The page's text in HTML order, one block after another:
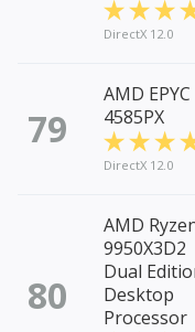
DirectX 12.0
79
AMD EPYC
4585PX
DirectX 12.0
80
AMD
9950X3D2
Dual
Desktop
Processor